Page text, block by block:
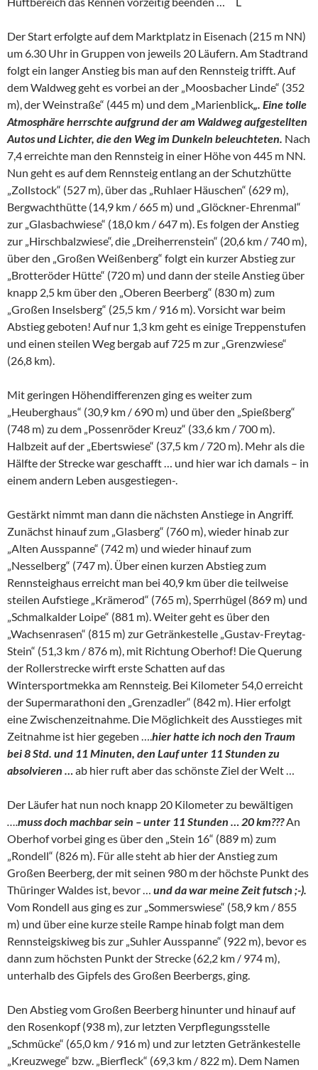
Der Start erfolgte auf dem Marktplatz in Eisenach (215 m NN)
um 6.30 Uhr in Gruppen von jeweils 20 Läufern. Am Stadtrand
folgt ein langer Anstieg bis man auf den Rennsteig trifft. Auf
dem Waldweg geht es vorbei an der „Moosbacher Linde“ (352
m), der Weinstraße“ (445 m) und dem „Marienblick„. Eine tolle
Atmosphäre herrschte aufgrund der am Waldweg aufgestellten
Autos und Lichter, die den Weg im Dunkeln beleuchteten. Nach
7,4 erreichte man den Rennsteig in einer Höhe von 445 m NN.
Nun geht es auf dem Rennsteig entlang an der Schutzhütte
„Zollstock“ (527 m), über das „Ruhlaer Häuschen“ (629 m),
Bergwachthütte (14,9 km / 665 m) und „Glöckner-Ehrenmal“
zur „Glasbachwiese“ (18,0 km / 647 m). Es folgen der Anstieg
zur „Hirschbalzwiese“, die „Dreiherrenstein“ (20,6 km / 740 m),
über den „Großen Weißenberg“ folgt ein kurzer Abstieg zur
„Brotteröder Hütte“ (720 m) und dann der steile Anstieg über
knapp 2,5 km über den „Oberen Beerberg“ (830 m) zum
„Großen Inselsberg“ (25,5 km / 916 m). Vorsicht war beim
Abstieg geboten! Auf nur 1,3 km geht es einige Treppenstufen
und einen steilen Weg bergab auf 725 m zur „Grenzwiese“
(26,8 km).
Mit geringen Höhendifferenzen ging es weiter zum
„Heuberghaus“ (30,9 km / 690 m) und über den „Spießberg“
(748 m) zu dem „Possenröder Kreuz“ (33,6 km / 700 m).
Halbzeit auf der „Ebertswiese“ (37,5 km / 720 m). Mehr als die
Hälfte der Strecke war geschafft … und hier war ich damals – in
einem andern Leben ausgestiegen-.
Gestärkt nimmt man dann die nächsten Anstiege in Angriff.
Zunächst hinauf zum „Glasberg“ (760 m), wieder hinab zur
„Alten Ausspanne“ (742 m) und wieder hinauf zum
„Nesselberg“ (747 m). Über einen kurzen Abstieg zum
Rennsteighaus erreicht man bei 40,9 km über die teilweise
steilen Aufstiege „Krämerod“ (765 m), Sperrhügel (869 m) und
„Schmalkalder Loipe“ (881 m). Weiter geht es über den
„Wachsenrasen“ (815 m) zur Getränkestelle „Gustav-Freytag-
Stein“ (51,3 km / 876 m), mit Richtung Oberhof! Die Querung
der Rollerstrecke wirft erste Schatten auf das
Wintersportmekka am Rennsteig. Bei Kilometer 54,0 erreicht
der Supermarathoni den „Grenzadler“ (842 m). Hier erfolgt
eine Zwischenzeitnahme. Die Möglichkeit des Ausstieges mit
Zeitnahme ist hier gegeben …. hier hatte ich noch den Traum
bei 8 Std. und 11 Minuten, den Lauf unter 11 Stunden zu
absolvieren …
ab hier ruft aber das schönste Ziel der Welt …
Der Läufer hat nun noch knapp 20 Kilometer zu bewältigen
muss doch machbar sein – unter 11 Stunden … 20 km???An
Oberhof vorbei ging es über den „Stein 16“ (889 m) zum
„Rondell“ (826 m). Für alle steht ab hier der Anstieg zum
Großen Beerberg, der mit seinen 980 m der höchste Punkt des
Thüringer Waldes ist, bevor … und da war meine Zeit futsch ;-).
Vom Rondell aus ging es zur „Sommerswiese“ (58,9 km / 855
m) und über eine kurze steile Rampe hinab folgt man dem
Rennsteigskiweg bis zur „Suhler Ausspanne“ (922 m), bevor es
dann zum höchsten Punkt der Strecke (62,2 km / 974 m),
unterhalb des Gipfels des Großen Beerbergs, ging.
Den Abstieg vom Großen Beerberg hinunter und hinauf auf
den Rosenkopf (938 m), zur letzten Verpflegungsstelle
„Schmücke“ (65,0 km / 916 m) und zur letzten Getränkestelle
„Kreuzwege“ bzw. „Bierfleck“ (69,3 km / 822 m). Dem Namen